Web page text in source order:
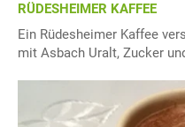
RÜDESHEIMER KAFFEE
Ein Rüdesheimer Kaffee
mit Asbach Uralt, Zucker